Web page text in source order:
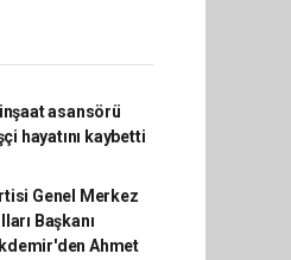
asansörü
hayatını kaybetti
Genel Merkez
Başkanı
Ahmet